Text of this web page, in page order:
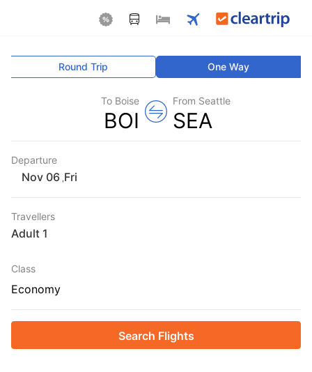
One Way
Round Trip
From Seattle
SEA
To Boise
BOI
Departure
Fri
Travellers
1 Adult
Class
Economy